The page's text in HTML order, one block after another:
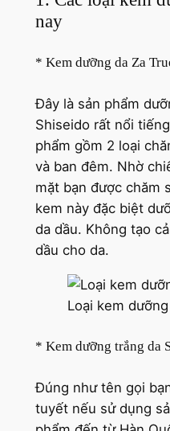
nay
* Kem dưỡng da Za
Đây là sản phẩm
Shiseido rất nổi
phẩm gồm 2 loại
và ban đêm. Nhờ
mặt bạn được chăm
kem này đặc biệt
da dầu. Không tạo
dầu cho da.
Loại kem
* Kem dưỡng trắng da
Đúng như tên gọi
tuyết nếu sử dụng